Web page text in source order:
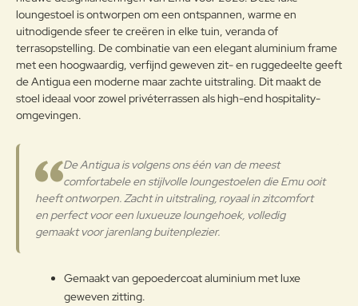
Onderhoudsadvies
Om het product lange tijd in
uitstekende staat te houden, raden
we aan om het correct en
regelmatig te reinigen. Verricht de
Het wordt aanbevolen om de
oppervlakken met een zachte doek
en met water of neutrale
reinigingsmiddelen te reinigen. De
langdurige en continue
temperaturen kunnen de originele
Note:HTML-code wordt niet vertaald!
Waardering:
Waarderin
g:
Slecht Goed
loungestoel is ontworpen om een ontspannen, warme en
uitnodigende sfeer te creëren in elke tuin, veranda of
terrasopstelling. De combinatie van een elegant aluminium frame
met een hoogwaardig, verfijnd geweven zit- en ruggedeelte geeft
de Antigua een moderne maar zachte uitstraling. Dit maakt de
stoel ideaal voor zowel privéterrassen als high-end hospitality-
omgevingen.
De Antigua is volgens ons één van de meest
comfortabele en stijlvolle loungestoelen die Emu ooit
heeft ontworpen. Zacht in uitstraling, royaal in zitcomfort
en perfect voor een luxueuze loungehoek, volledig
gemaakt voor jarenlang buitenplezier.
Gemaakt van gepoedercoat aluminium met luxe
geweven zitting.